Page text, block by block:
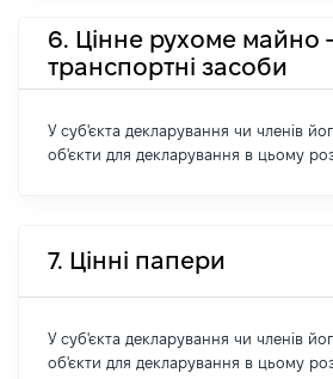
6. Цінне рухоме майно -
транспортні засоби
У суб'єкта декларування чи членів
об'єкти для декларування в цьому
7. Цінні папери
У суб'єкта декларування чи членів
об'єкти для декларування в цьому